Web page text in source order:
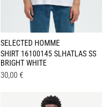
Produktseite
gewählt
werden
SELECTED HOMME
SHIRT 16100145 SLHATLAS SS
BRIGHT WHITE
30,00 €
Produkt